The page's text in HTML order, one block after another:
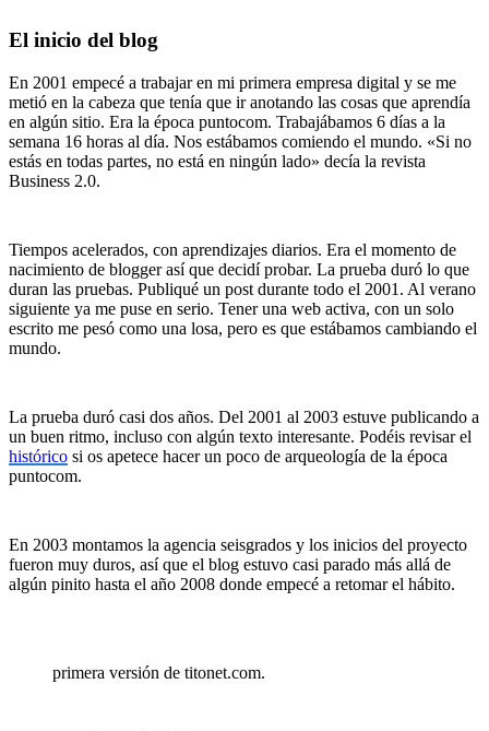
El inicio del blog
En 2001 empecé a trabajar en mi primera empresa digital y se me
metió en la cabeza que tenía que ir anotando las cosas que aprendía
en algún sitio. Era la época puntocom. Trabajábamos 6 días a la
semana 16 horas al día. Nos estábamos comiendo el mundo. «Si no
estás en todas partes, no está en ningún lado» decía la revista
Business 2.0.
Tiempos acelerados, con aprendizajes diarios. Era el momento de
nacimiento de blogger así que decidí probar. La prueba duró lo que
duran las pruebas. Publiqué un post durante todo el 2001. Al verano
siguiente ya me puse en serio. Tener una web activa, con un solo
escrito me pesó como una losa, pero es que estábamos cambiando el
mundo.
La prueba duró casi dos años. Del 2001 al 2003 estuve publicando a
un buen ritmo, incluso con algún texto interesante. Podéis revisar el
histórico si os apetece hacer un poco de arqueología de la época
puntocom.
En 2003 montamos la agencia seisgrados y los inicios del proyecto
fueron muy duros, así que el blog estuvo casi parado más allá de
algún pinito hasta el año 2008 donde empecé a retomar el hábito.
primera versión de titonet.com.